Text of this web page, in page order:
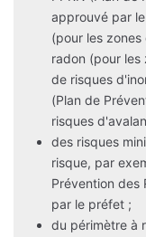
approuvé par
(pour les
radon (pour les
de risques
(Plan de
risques
des risques
risque, par
Prévention des
par le préfet ;
du périmètre à